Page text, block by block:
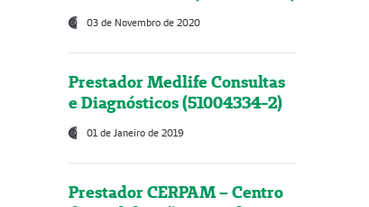
03 de Novembro de 2020
Prestador Medlife Consultas
e Diagnósticos (51004334-2)
01 de Janeiro de 2019
Prestador CERPAM – Centro